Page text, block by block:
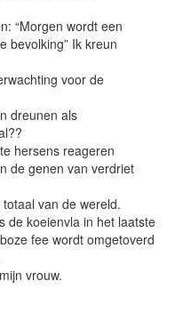
“Morgen wordt een
bevolking” Ik kreun
voor de
dreunen als
hersens reageren
de genen van verdriet
van de wereld.
de koeienvla in het laatste
fee wordt omgetoverd
vrouw.